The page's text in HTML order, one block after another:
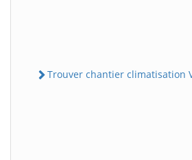
Trouver chantier climatisation